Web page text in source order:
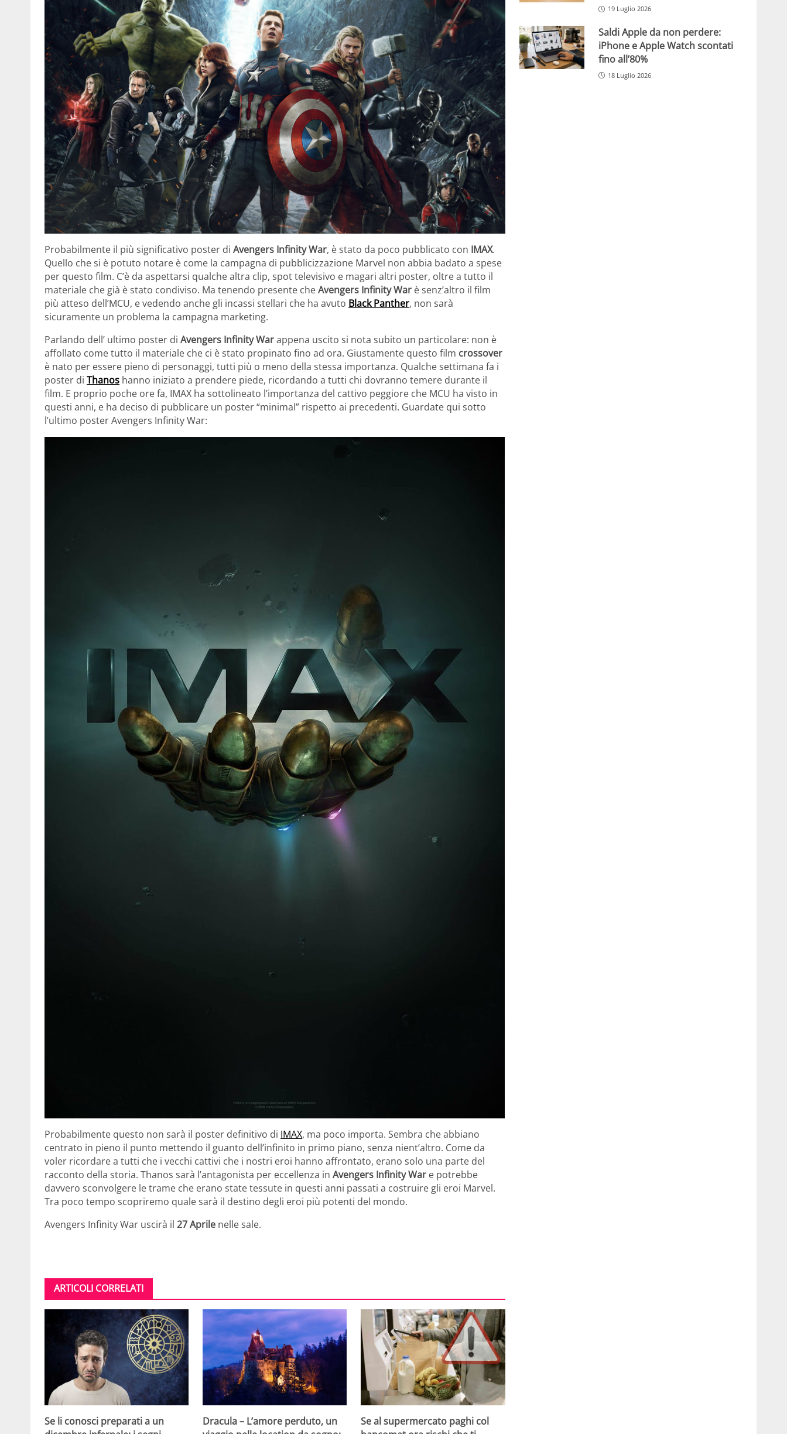
Probabilmente il più significativo poster di Avengers Infinity War, è stato da poco pubblicato con IMAX.
Quello che si è potuto notare è come la campagna di pubblicizzazione Marvel non abbia badato a spese
per questo film. C’è da aspettarsi qualche altra clip, spot televisivo e magari altri poster, oltre a tutto il
materiale che già è stato condiviso. Ma tenendo presente cheAvengers Infinity War è senz’altro il film
più atteso dell’MCU, e vedendo anche gli incassi stellari che ha avuto Black Panther, non sarà
sicuramente un problema la campagna marketing.
Parlando dell’ ultimo poster di Avengers Infinity Warappena uscito si nota subito un particolare: non è
affollato come tutto il materiale che ci è stato propinato fino ad ora. Giustamente questo film crossover
è nato per essere pieno di personaggi, tutti più o meno della stessa importanza. Qualche settimana fa i
poster di Thanos hanno iniziato a prendere piede, ricordando a tutti chi dovranno temere durante il
film. E proprio poche ore fa, IMAX ha sottolineato l’importanza del cattivo peggiore che MCU ha visto in
questi anni, e ha deciso di pubblicare un poster “minimal” rispetto ai precedenti. Guardate qui sotto
l’ultimo poster Avengers Infinity War:
Probabilmente questo non sarà il poster definitivo di IMAX, ma poco importa. Sembra che abbiano
centrato in pieno il punto mettendo il guanto dell’infinito in primo piano, senza nient’altro. Come da
voler ricordare a tutti che i vecchi cattivi che i nostri eroi hanno affrontato, erano solo una parte del
racconto della storia. Thanos sarà l’antagonista per eccellenza in Avengers Infinity War e potrebbe
davvero sconvolgere le trame che erano state tessute in questi anni passati a costruire gli eroi Marvel.
Tra poco tempo scopriremo quale sarà il destino degli eroi più potenti del mondo.
Avengers Infinity War uscirà il 27 Aprile nelle sale.
ARTICOLI CORRELATI
Se li conosci preparati a un
Dracula – L’amore perduto, un
Se al supermercato paghi col
19 Luglio 2026
Saldi Apple da non perdere:
iPhone e Apple Watch scontati
fino all’80%
18 Luglio 2026